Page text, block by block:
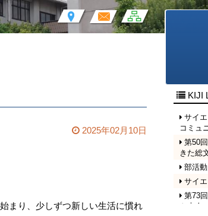
2025年02月10日
まり、少しずつ新しい生活に慣れ
KIJI
サイ
コミュ
第50
きた総
部活
サイ
第73